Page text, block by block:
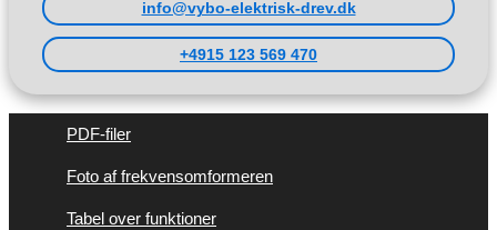
info@vybo-elektrisk-drev.dk
+4915 123 569 470
PDF-filer
Foto af frekvensomformeren
Tabel over funktioner